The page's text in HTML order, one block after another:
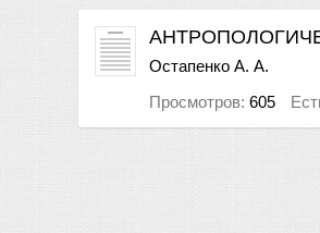
Остапенко А. А.
Просмотров: 605